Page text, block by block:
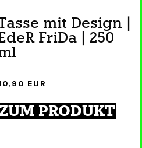
mit Design |
FriDa | 250
EUR
PRODUKT